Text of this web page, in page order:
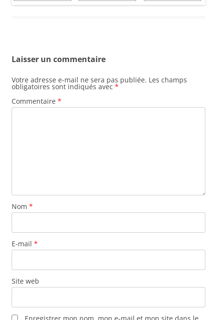
Laisser un commentaire
Votre adresse e-mail ne sera pas publiée. Les champs
obligatoires sont indiqués avec *
Commentaire *
Nom *
E-mail *
Site web